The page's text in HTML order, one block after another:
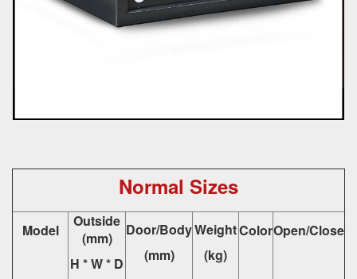
Normal Sizes
Model
Outside
(mm)
H * W * D
Door/Body
(mm)
Weight
(kg)
ColorOpen/Close